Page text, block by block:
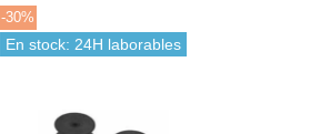
-30%
En stock: 24H laborables